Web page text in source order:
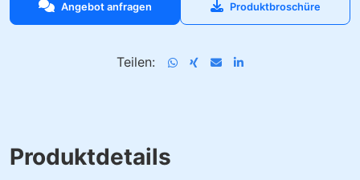
Angebot anfragen Produktbroschüre
Teilen:
Produktdetails